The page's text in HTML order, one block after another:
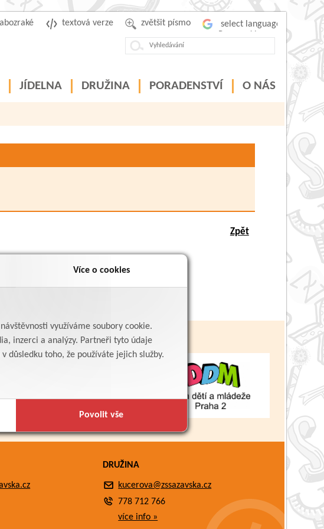
Více o cookies
využíváme soubory cookie.
inzerci a analýzy. Partneři tyto údaje
toho, že používáte jejich služby.
Povolit vše
zvětšit písmo
textová verze
JÍDELNA DRUŽINA PORADENSTVÍ O NÁS
Zpět
DRUŽINA
kucerova@zssazavska.cz
778 712 766
více info »